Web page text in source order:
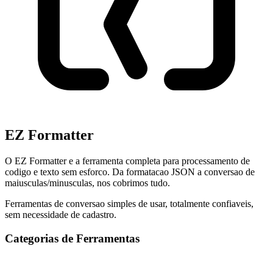
EZ Formatter
O EZ Formatter e a ferramenta completa para processamento de
codigo e texto sem esforco. Da formatacao JSON a conversao de
maiusculas/minusculas, nos cobrimos tudo.
Ferramentas de conversao simples de usar, totalmente confiaveis,
sem necessidade de cadastro.
Categorias de Ferramentas